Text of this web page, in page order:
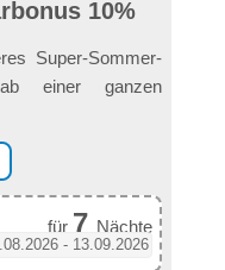
10%
Super-Sommer-
einer ganzen
für 7 Nächte
- 13.09.2026